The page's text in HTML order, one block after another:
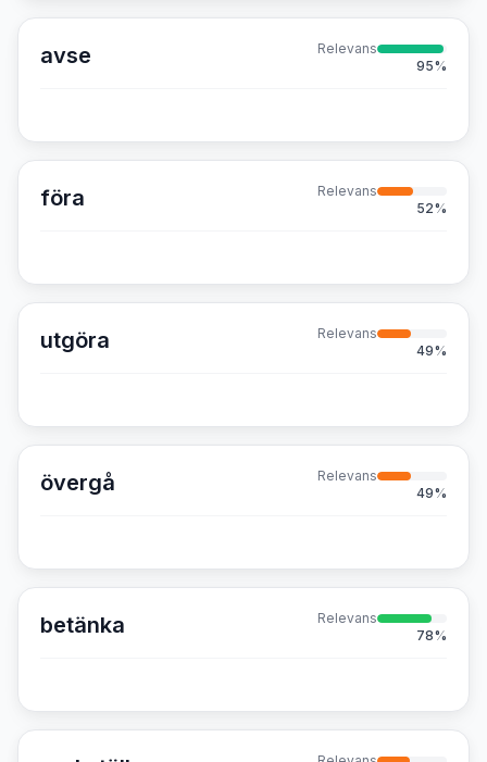
avse
Relevans
95%
föra
Relevans
52%
utgöra
Relevans
49%
övergå
Relevans
49%
betänka
Relevans
78%